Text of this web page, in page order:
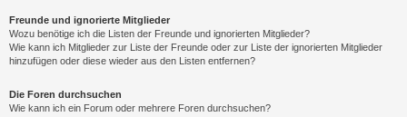
Freunde und ignorierte Mitglieder
Wozu benötige ich die Listen der Freunde und ignorierten Mitglieder?
Wie kann ich Mitglieder zur Liste der Freunde oder zur Liste der ignorierten Mitglieder
hinzufügen oder diese wieder aus den Listen entfernen?
Die Foren durchsuchen
Wie kann ich ein Forum oder mehrere Foren durchsuchen?